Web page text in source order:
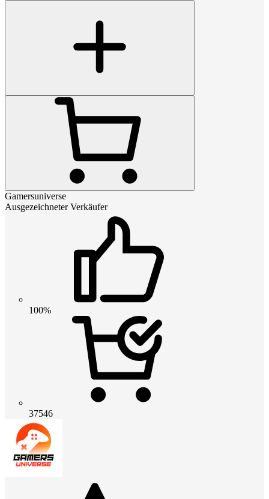
Gamersuniverse
Ausgezeichneter Verkäufer
100%
37546